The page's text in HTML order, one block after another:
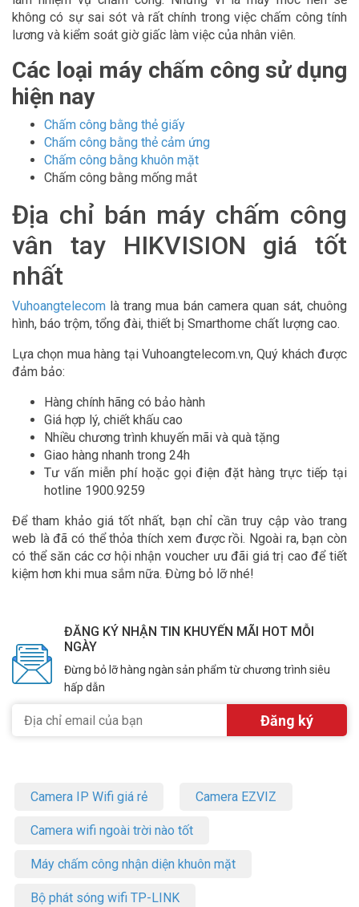
không có sự sai sót và rất chính trong việc chấm công tính
lương và kiểm soát giờ giấc làm việc của nhân viên.
Các loại máy chấm công sử dụng
hiện nay
Chấm công bằng thẻ giấy
Chấm công bằng thẻ cảm ứng
Chấm công bằng khuôn mặt
Chấm công bằng mống mắt
Địa chỉ bán máy chấm công
vân tay HIKVISION giá tốt
nhất
Vuhoangtelecom là trang mua bán camera quan sát, chuông
hình, báo trộm, tổng đài, thiết bị Smarthome chất lượng cao.
Lựa chọn mua hàng tại Vuhoangtelecom.vn, Quý khách được
đảm bảo:
Hàng chính hãng có bảo hành
Giá hợp lý, chiết khấu cao
Nhiều chương trình khuyến mãi và quà tặng
Giao hàng nhanh trong 24h
Tư vấn miễn phí hoặc gọi điện đặt hàng trực tiếp tại
hotline 1900.9259
Để tham khảo giá tốt nhất, bạn chỉ cần truy cập vào trang
web là đã có thể thỏa thích xem được rồi. Ngoài ra, bạn còn
có thể săn các cơ hội nhận voucher ưu đãi giá trị cao để tiết
kiệm hơn khi mua sắm nữa. Đừng bỏ lỡ nhé!
ĐĂNG KÝ NHẬN TIN KHUYẾN MÃI HOT MỖI
NGÀY
Đừng bỏ lỡ hàng ngàn sản phẩm từ chương trình siêu
hấp dẫn
Camera IP Wifi giá rẻ Camera EZVIZ
Camera wifi ngoài trời nào tốt
Máy chấm công nhận diện khuôn mặt
Bộ phát sóng wifi TP-LINK